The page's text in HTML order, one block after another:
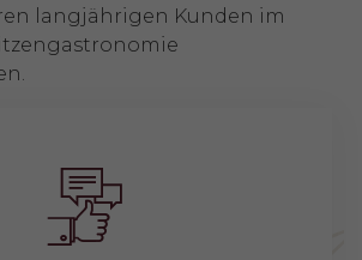
langjährigen Kunden im